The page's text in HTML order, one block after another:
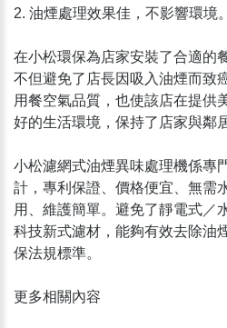
2. 油煙處理效果佳，不影響環境。
在小松環保為店家安裝了合適的
不但避免了店長因吸入油煙而致
用餐空氣品質，也使該店在提供
好的生活環境，保持了店家與鄰
小松濾網式油煙異味處理機係專
計，專利保證、價格便宜、無需
用、維護簡單。避免了靜電式／
科技新式濾材，能夠有效去除油
保法規標準。
更多相關內容